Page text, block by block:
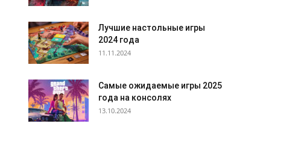
Лучшие настольные игры
2024 года
11.11.2024
Самые ожидаемые игры 2025
года на консолях
13.10.2024